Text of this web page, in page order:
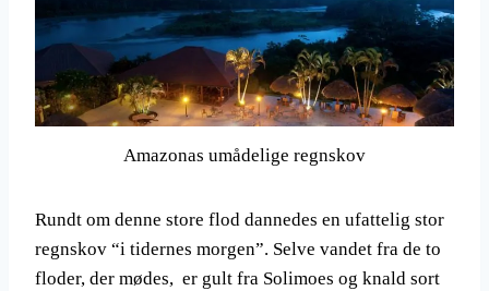
Amazonas umådelige regnskov
Rundt om denne store flod dannedes en ufattelig stor
regnskov “i tidernes morgen”. Selve vandet fra de to
floder, der mødes, er gult fra Solimoes og knald sort